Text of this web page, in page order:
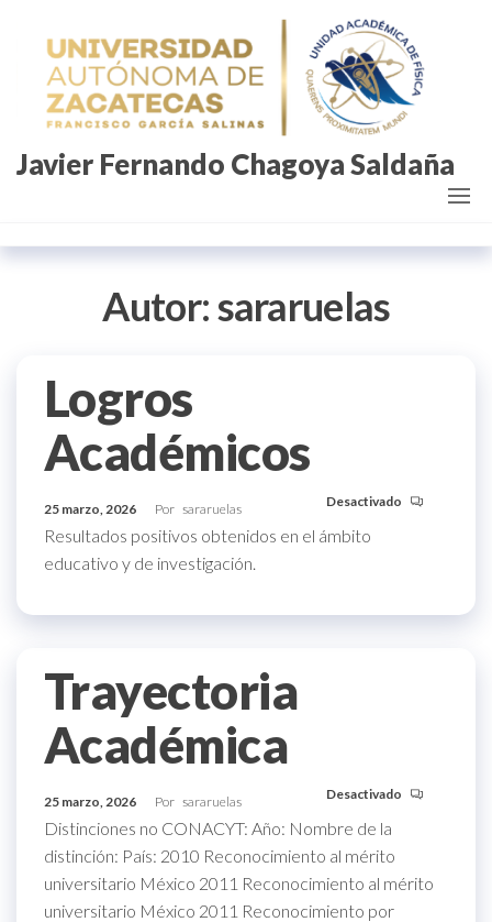
contenido
Javier Fernando Chagoya Saldaña
Autor:sararuelas
Logros
Académicos
25 marzo, 2026 Por sararuelas Desactivado
Resultados positivos obtenidos en el ámbito
educativo y de investigación.
Trayectoria
Académica
25 marzo, 2026 Por sararuelas Desactivado
Distinciones no CONACYT: Año: Nombre de la
distinción: País: 2010 Reconocimiento al mérito
universitario México 2011 Reconocimiento al mérito
universitario México 2011 Reconocimiento por